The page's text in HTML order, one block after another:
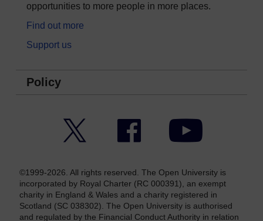
opportunities to more people in more places.
Find out more
Support us
Policy
Facebook YouTube
©1999-2026. All rights reserved. The Open University is
incorporated by Royal Charter (RC 000391), an exempt
charity in England & Wales and a charity registered in
Scotland (SC 038302). The Open University is authorised
and regulated by the Financial Conduct Authority in relation